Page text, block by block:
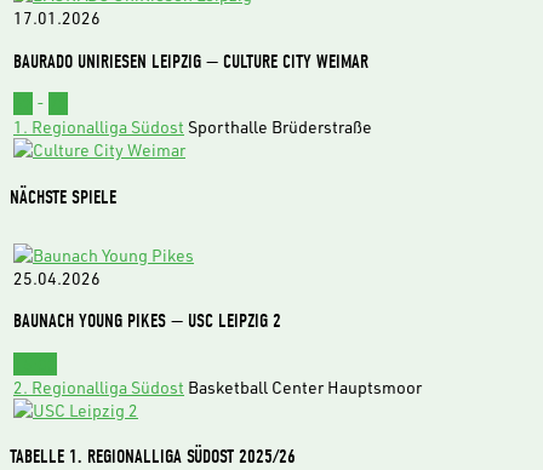
17.01.2026
BAURADO UNIRIESEN LEIPZIG — CULTURE CITY WEIMAR
-
1. Regionalliga Südost Sporthalle Brüderstraße
NÄCHSTE SPIELE
25.04.2026
BAUNACH YOUNG PIKES — USC LEIPZIG 2
2. Regionalliga Südost Basketball Center Hauptsmoor
TABELLE 1. REGIONALLIGA SÜDOST 2025/26